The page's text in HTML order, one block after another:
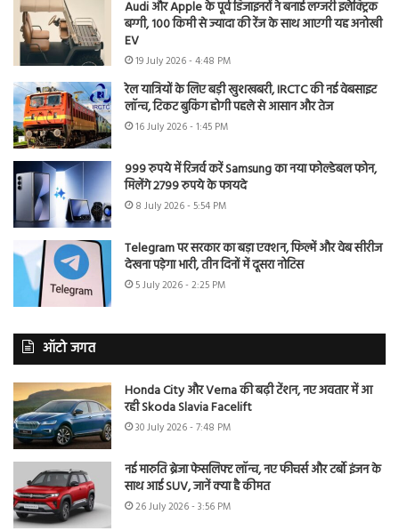
Audi और Apple के पूर्व डिजाइनरों ने बनाई लग्जरी इलेक्ट्रिक
बग्गी, 100 किमी से ज्यादा की रेंज के साथ आएगी यह अनोखी
EV
19 July 2026 - 4:48 PM
रेल यात्रियों के लिए बड़ी खुशखबरी, IRCTC की नई वेबसाइट
लॉन्च, टिकट बुकिंग होगी पहले से आसान और तेज
16 July 2026 - 1:45 PM
999 रुपये में रिजर्व करें Samsung का नया फोल्डेबल फोन,
मिलेंगे 2799 रुपये के फायदे
8 July 2026 - 5:54 PM
Telegram पर सरकार का बड़ा एक्शन, फिल्में और वेब सीरीज
देखना पड़ेगा भारी, तीन दिनों में दूसरा नोटिस
5 July 2026 - 2:25 PM
ऑटो जगत
Honda City और Verna की बढ़ी टेंशन, नए अवतार में आ
रही Skoda Slavia Facelift
30 July 2026 - 7:48 PM
नई मारुति ब्रेजा फेसलिफ्ट लॉन्च, नए फीचर्स और टर्बो इंजन के
साथ आई SUV, जानें क्या है कीमत
26 July 2026 - 3:56 PM